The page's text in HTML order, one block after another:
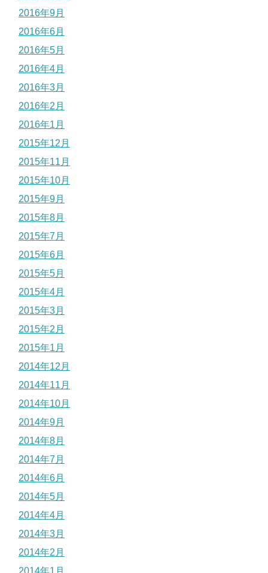
2016年9月
2016年6月
2016年5月
2016年4月
2016年3月
2016年2月
2016年1月
2015年12月
2015年11月
2015年10月
2015年9月
2015年8月
2015年7月
2015年6月
2015年5月
2015年4月
2015年3月
2015年2月
2015年1月
2014年12月
2014年11月
2014年10月
2014年9月
2014年8月
2014年7月
2014年6月
2014年5月
2014年4月
2014年3月
2014年2月
2014年1月